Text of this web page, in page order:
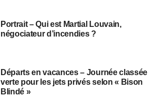
Portrait – Qui est Martial Louvain,
négociateur d’incendies ?
Départs en vacances – Journée classée
verte pour les jets privés selon « Bison
Blindé »